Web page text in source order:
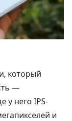
который
—
у него IPS-
и